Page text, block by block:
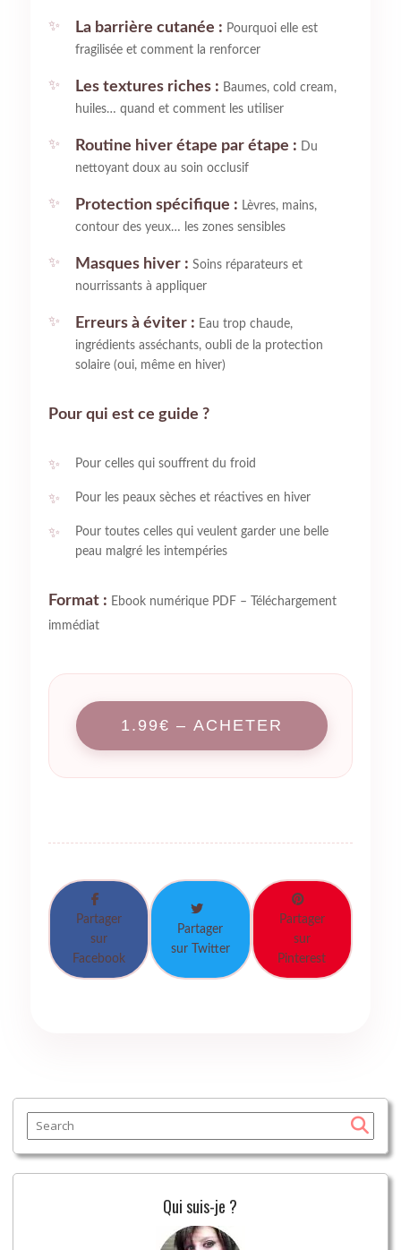
La barrière cutanée : Pourquoi elle est
fragilisée et comment la renforcer
Les textures riches : Baumes, cold cream,
huiles… quand et comment les utiliser
Routine hiver étape par étape : Du
nettoyant doux au soin occlusif
Protection spécifique : Lèvres, mains,
contour des yeux… les zones sensibles
Masques hiver : Soins réparateurs et
nourrissants à appliquer
Erreurs à éviter : Eau trop chaude,
ingrédients asséchants, oubli de la protection
solaire (oui, même en hiver)
Pour qui est ce guide ?
Pour celles qui souffrent du froid
Pour les peaux sèches et réactives en hiver
Pour toutes celles qui veulent garder une belle
peau malgré les intempéries
Format : Ebook numérique PDF – Téléchargement
immédiat
1.99€ – ACHETER
Partager
sur
Facebook
Partager
sur Twitter
Partager
sur
Pinterest
Qui suis-je ?